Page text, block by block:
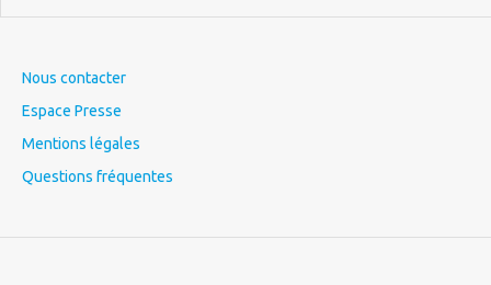
Nous contacter
Espace Presse
Mentions légales
Questions fréquentes